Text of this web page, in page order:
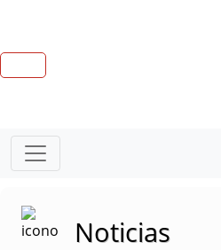
Noticias